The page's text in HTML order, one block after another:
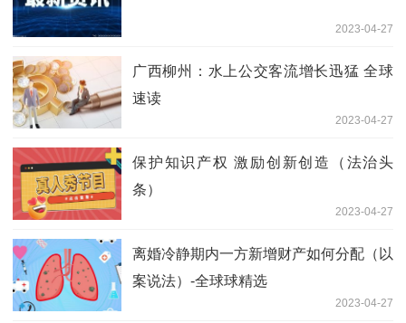
2023-04-27
广西柳州：水上公交客流增长迅猛 全球
速读
2023-04-27
保护知识产权 激励创新创造（法治头
条）
2023-04-27
离婚冷静期内一方新增财产如何分配（以
案说法）-全球球精选
2023-04-27